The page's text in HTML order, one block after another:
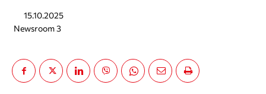
15.10.2025
Newsroom 3